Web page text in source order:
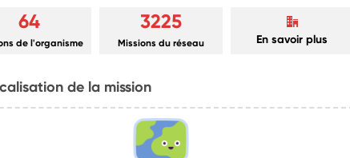
64
de l'organisme
3225
Missions du réseau En savoir plus
de la mission